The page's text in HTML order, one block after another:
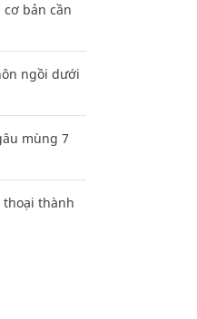
cơ bản cần
ngồi dưới
mùng 7
thoại thành